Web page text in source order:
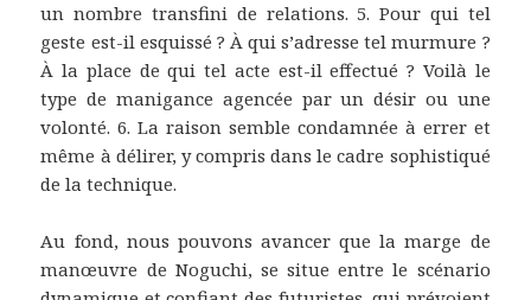
un nombre transfini de relations. 5. Pour qui tel
geste est-il esquissé ? À qui s’adresse tel murmure ?
À la place de qui tel acte est-il effectué ? Voilà le
type de manigance agencée par un désir ou une
volonté. 6. La raison semble condamnée à errer et
même à délirer, y compris dans le cadre sophistiqué
de la technique.
Au fond, nous pouvons avancer que la marge de
manœuvre de Noguchi, se situe entre le scénario